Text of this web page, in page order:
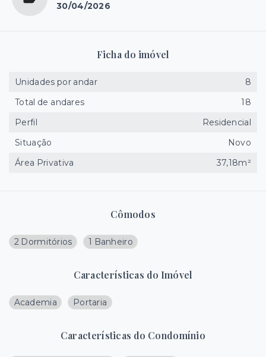
30/04/2026
Cômodos
2 Dormitórios 1 Banheiro
Características do Imóvel
Academia Portaria
Características do Condomínio
Ficha do imóvel
Unidades por andar
8
Total de andares
18
Perfil
Residencial
Situação
Novo
Área Privativa
37,18m²